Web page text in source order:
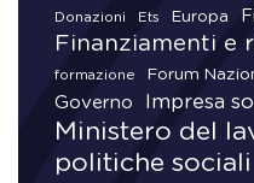
Donazioni Ets Europa
Finanziamenti e
formazione Forum
Governo Impresa
Ministero del
politiche sociali